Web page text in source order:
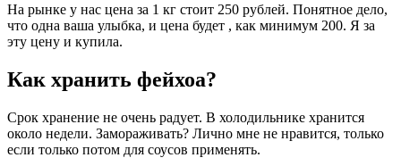
На рынке у нас цена за 1 кг стоит 250 рублей. Понятное дело,
что одна ваша улыбка, и цена будет , как минимум 200. Я за
эту цену и купила.
Как хранить фейхоа?
Срок хранение не очень радует. В холодильнике хранится
около недели. Замораживать? Лично мне не нравится, только
если только потом для соусов применять.